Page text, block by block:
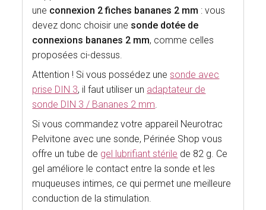
une connexion 2 fiches bananes 2 mm : vous
devez donc choisir une sonde dotée de
connexions bananes 2 mm, comme celles
proposées ci-dessus.
Attention ! Si vous possédez unesonde avec
prise DIN 3, il faut utiliser un adaptateur de
sonde DIN 3 / Bananes 2 mm.
Si vous commandez votre appareil Neurotrac
Pelvitone avec une sonde, Périnée Shop vous
offre un tube de gel lubrifiant stérile de 82 g. Ce
gel améliore le contact entre la sonde et les
muqueuses intimes, ce qui permet une meilleure
conduction de la stimulation.